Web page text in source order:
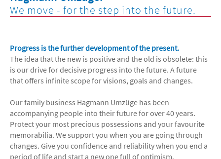
We move - for the step into the future.
Progress is the further development of the present.
The idea that the new is positive and the old is obsolete: this
is our drive for decisive progress into the future. A future
that offers infinite scope for visions, goals and changes.
Our family business Hagmann Umzüge has been
accompanying people into their future for over 40 years.
Protect your most precious possessions and your favourite
memorabilia. We support you when you are going through
changes. Give you confidence and reliability when you end a
period of life and start a new one full of optimism.